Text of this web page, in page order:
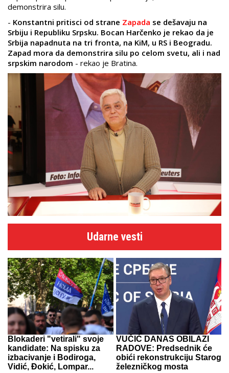
demonstrira silu.
- Konstantni pritisci od strane Zapada se dešavaju na
Srbiju i Republiku Srpsku. Bocan Harčenko je rekao da je
Srbija napadnuta na tri fronta, na KiM, u RS i Beogradu.
Zapad mora da demonstrira silu po celom svetu, ali i nad
srpskim narodom - rekao je Bratina.
Udarne vesti
Blokaderi "vetirali" svoje
kandidate: Na spisku za
izbacivanje i Bodiroga,
Vidić, Đokić, Lompar...
VUČIĆ DANAS OBILAZI
RADOVE: Predsednik će
obići rekonstrukciju Starog
železničkog mosta